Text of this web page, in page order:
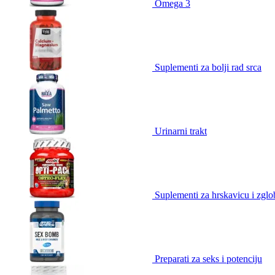
Omega 3
Suplementi za bolji rad srca
Urinarni trakt
Suplementi za hrskavicu i
Preparati za seks i potenciju